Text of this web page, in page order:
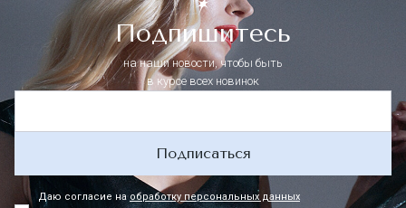
Подпишитесь
на наши новости, чтобы быть
в курсе всех новинок
Подписаться
Даю согласие наобработку персональных данных